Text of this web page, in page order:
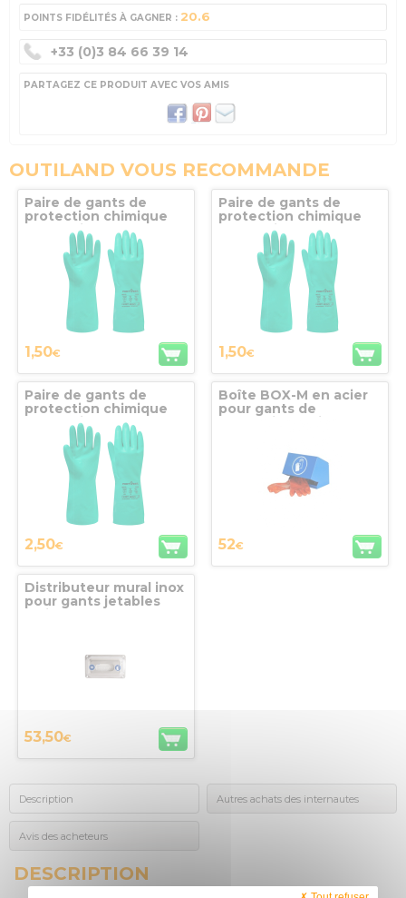
POINTS FIDÉLITÉS À GAGNER : 20.6
+33 (0)3 84 66 39 14
PARTAGEZ CE PRODUIT AVEC VOS AMIS
OUTILAND VOUS RECOMMANDE
Paire de gants de
protection chimique
A810, taille M,
PORTWEST
1,50€
Paire de gants de
protection chimique
A810, taille XL,
PORTWEST
1,50€
Paire de gants de
protection chimique
A810, taille L,
PORTWEST
2,50€
Boîte BOX-M en acier
pour gants de
protection Jurine
52€
Distributeur mural inox
pour gants jetables
Jurine
53,50€
Description Autres achats des internautes
Avis des acheteurs
DESCRIPTION